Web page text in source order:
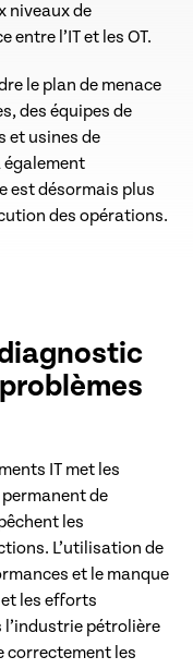
niveaux de
l’IT et les OT.
le plan de menace
des équipes de
et usines de
également
est désormais plus
des opérations.
IT met les
de
les
L’utilisation de
et le manque
les efforts
pétrolière
correctement les